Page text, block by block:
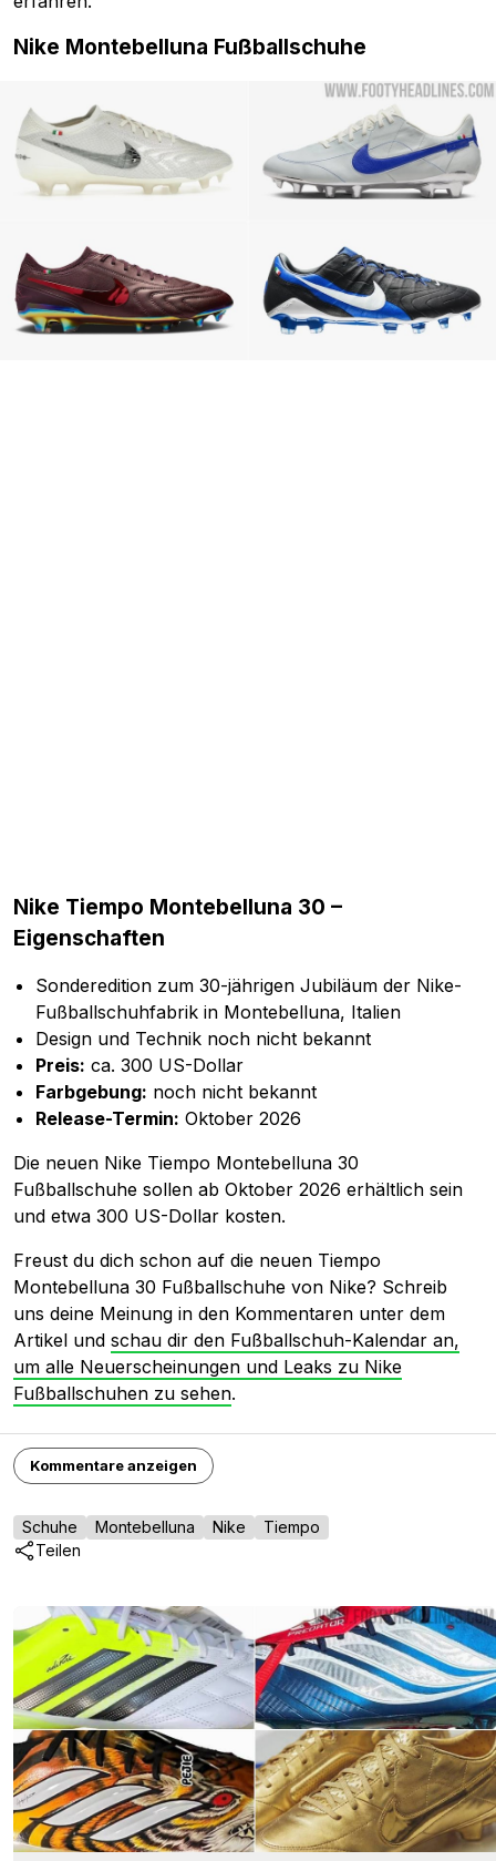
Nike Montebelluna Fußballschuhe
Nike Tiempo Montebelluna 30 –
Eigenschaften
Sonderedition zum 30-jährigen Jubiläum der Nike-
Fußballschuhfabrik in Montebelluna, Italien
Design und Technik noch nicht bekannt
Preis: ca. 300 US-Dollar
Farbgebung: noch nicht bekannt
Release-Termin: Oktober 2026
Die neuen Nike Tiempo Montebelluna 30
Fußballschuhe sollen ab Oktober 2026 erhältlich sein
und etwa 300 US-Dollar kosten.
Freust du dich schon auf die neuen Tiempo
Montebelluna 30 Fußballschuhe von Nike? Schreib
uns deine Meinung in den Kommentaren unter dem
Artikel und schau dir den Fußballschuh-Kalendar an,
um alle Neuerscheinungen und Leaks zu Nike
Fußballschuhen zu sehen.
Kommentare anzeigen
Schuhe Montebelluna Nike
Tiempo
Teilen